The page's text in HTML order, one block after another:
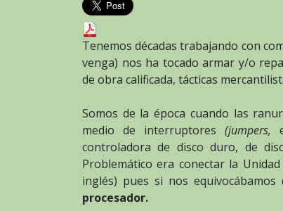
Tenemos décadas trabajando con
venga) nos ha tocado armar y/o
de obra calificada, tácticas
Somos de la época cuando las
medio de interruptores (jumpers,
controladora de disco duro, de
Problemático era conectar la
inglés) pues si nos
procesador.